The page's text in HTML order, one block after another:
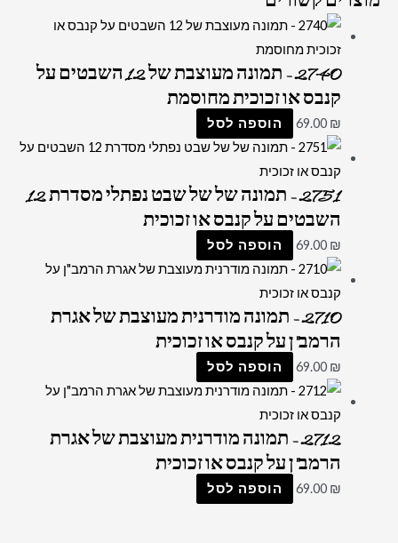
2740 – תמונה מעוצבת של 12 השבטים על
קנבס או זכוכית מחוסמת
69.00 ₪ הוספה לסל
2751 – תמונה של של שבט נפתלי מסדרת 12
השבטים על קנבס או זכוכית
69.00 ₪ הוספה לסל
2710 – תמונה מודרנית מעוצבת של אגרת
הרמב"ן על קנבס או זכוכית
69.00 ₪ הוספה לסל
2712 – תמונה מודרנית מעוצבת של אגרת
הרמב"ן על קנבס או זכוכית
69.00 ₪ הוספה לסל